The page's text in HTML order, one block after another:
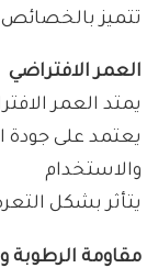
تتميز بالخصائص
العمر الافتراضي
يمتد العمر الافتراضي من
يعتمد على
والاستخدام
يتأثر بشكل
مقاومة الرطوبة